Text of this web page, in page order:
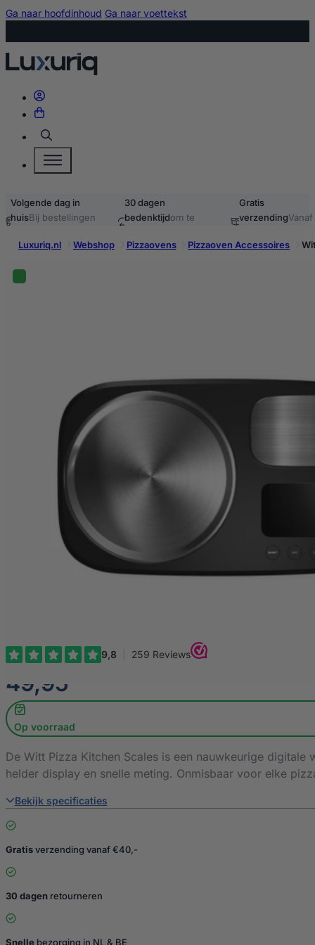
Ga naar hoofdinhoud Ga naar voettekst
Zoeken
Volgende dag in
huisBij bestellingen
30 dagen
bedenktijdom te
Gratis
verzendingVanaf
Luxuriq.nl
Webshop Pizzaovens Pizzaoven Accessoires
Witt Pizza
Witt Pizza Kitchen Scales
€
49,95
Op voorraad
De Witt Pizza Kitchen Scales is een nauwkeurige
helder display en snelle meting. Onmisbaar voor elke
Bekijk specificaties
Gratisverzending vanaf €40,-
30 dagen retourneren
Snelle bezorging in NL & BE